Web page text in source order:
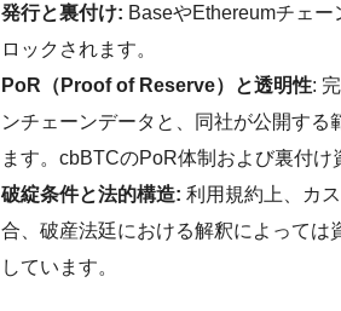
発行と裏付け: BaseやEthereumチェ
ロックされます。
PoR（Proof of Reserve）と透明性:
ンチェーンデータと、同社が公開す
ます。cbBTCのPoR体制および裏付
破綻条件と法的構造: 利用規約上、カ
合、破産法廷における解釈によって
しています。